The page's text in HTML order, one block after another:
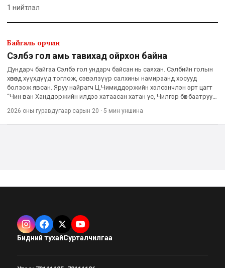
1 нийтлэл
Байгаль орчин
Сэлбэ гол амь тавихад ойрхон байна
Дундарч байгаа Сэлбэ гол ундарч байсан нь саяхан. Сэлбийн голын
хөвөөнд хүүхдүүд тоглож, сэвэлзүүр салхины намираанд хосууд
болзож явсан. Яруу найрагч Ц.Чимиддоржийн хэлсэнчлэн эрт цагт
“Чин ван Ханддоржийн илдээ хатаасан хатан ус, Чилгэр бөх баатрууд
2026 оны гуравдугаар сарын 20 · 5 мин уншина
Бидний тухайСурталчилгаа